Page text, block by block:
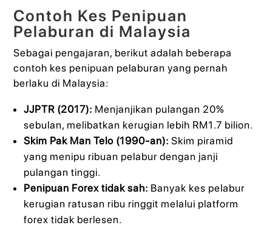
Contoh Kes Penipuan
Pelaburan di Malaysia
Sebagai pengajaran, berikut adalah beberapa
contoh kes penipuan pelaburan yang pernah
berlaku di Malaysia:
JJPTR (2017): Menjanjikan pulangan 20%
sebulan, melibatkan kerugian lebih RM1.7 bilion.
Skim Pak Man Telo (1990-an): Skim piramid
yang menipu ribuan pelabur dengan janji
pulangan tinggi.
Penipuan Forex tidak sah: Banyak kes pelabur
kerugian ratusan ribu ringgit melalui platform
forex tidak berlesen.